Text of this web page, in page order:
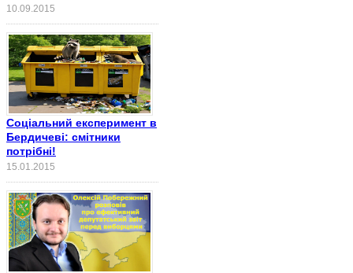
10.09.2015
Соціальний експеримент в
Бердичеві: смітники
потрібні!
15.01.2015